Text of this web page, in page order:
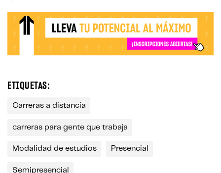
ETIQUETAS:
Carreras a distancia
carreras para gente que trabaja
Modalidad de estudios Presencial
Semipresencial